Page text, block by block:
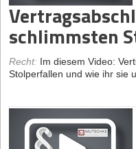
schlimmsten
Recht: Im diesem Video:
Stolperfallen und wie ihr sie